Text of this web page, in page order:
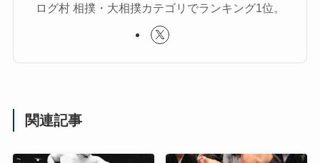
ログ村 相撲・大相撲カテゴリでランキング1位。
関連記事